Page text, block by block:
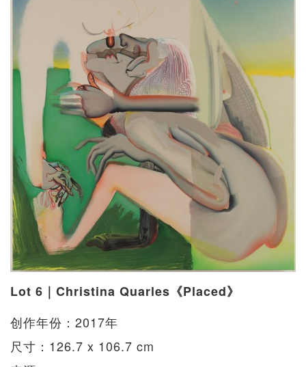
Lot 6｜Christina Quarles《Placed》
创作年份：2017年
尺寸：126.7 x 106.7 cm